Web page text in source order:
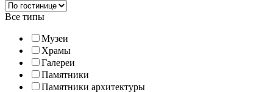
Все типы
Музеи
Храмы
Галереи
Памятники
Памятники архитектуры